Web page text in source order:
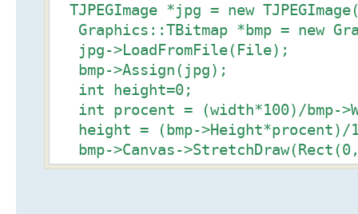
TJPEGImage *jpg = new
Graphics::TBitmap *bmp = new
jpg->LoadFromFile(File);
bmp->Assign(jpg);
int height=0;
int procent = (width*100)/bmp-
height = (bmp->Height*procent)/
bmp->Canvas-
bmp);